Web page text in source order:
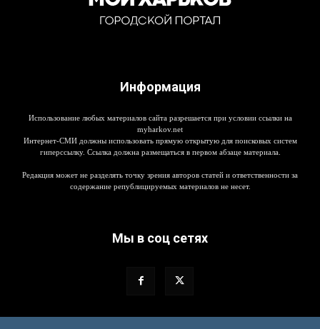
Информация
Использование любых материалов сайта разрешается при условии ссылки на
myharkov.net
Интернет-СМИ должны использовать прямую открытую для поисковых систем
гиперссылку. Ссылка должна размещаться в первом абзаце материала.
Редакция может не разделять точку зрения авторов статей и ответственности за
содержание републицируемых материалов не несет.
Мы в соц сетях